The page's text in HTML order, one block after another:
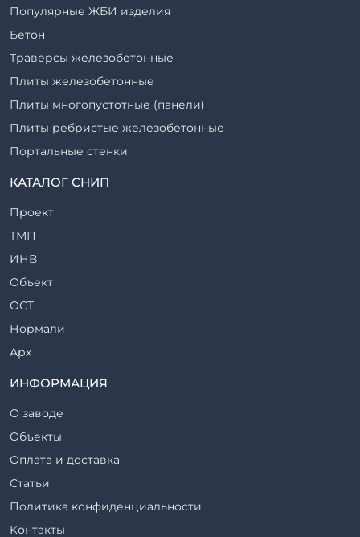
Популярные ЖБИ изделия
Бетон
Траверсы железобетонные
Плиты железобетонные
Плиты многопустотные (панели)
Плиты ребристые железобетонные
Портальные стенки
Прогоны железобетонные
Ригели железобетонные
Сваи железобетонные
Стеновые блоки
Стойки железобетонные
Столбы железобетонные
Закладные детали
Трубы железобетонные
Утяжелители железобетонные
Фермы железобетонные
Фундаментные блоки
Фундаменты железобетонные
Шахты лифтов железобетонные
Шпалы железобетонные
Элементы благоустройства
КАТАЛОГ СНИП
Проект
ТМП
ИНВ
Объект
ОСТ
Нормали
Арх
ТР
Серия
ТП
ТПР
Шифр
Рабочие чертежи
ИНФОРМАЦИЯ
О заводе
Объекты
Оплата и доставка
Статьи
Политика конфиденциальности
Контакты